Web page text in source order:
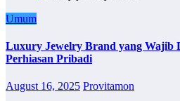
Umum
Luxury Jewelry Brand yang Wajib
Perhiasan Pribadi
August 16, 2025 Provitamon